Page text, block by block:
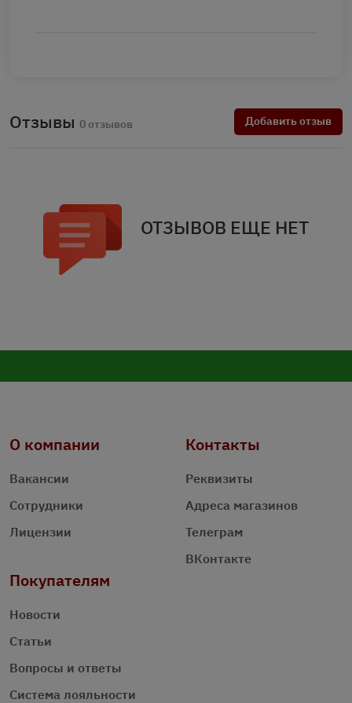
Отзывы 0 отзывов Добавить отзыв
ОТЗЫВОВ ЕЩЕ НЕТ
О компании
Вакансии
Сотрудники
Лицензии
Контакты
Реквизиты
Адреса магазинов
Телеграм
ВКонтакте
Покупателям
Новости
Статьи
Вопросы и ответы
Система лояльности